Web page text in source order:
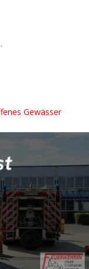
Gewässer